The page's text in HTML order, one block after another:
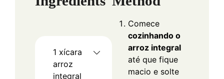
1 xícara
arroz
integral
Comece
cozinhando o
arroz integral
até que fique
macio e solte